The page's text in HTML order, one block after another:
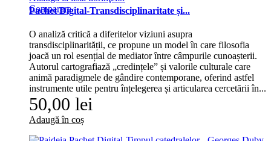
Comparare
Pachet Digital-Transdisciplinaritate și...
O analiză critică a diferitelor viziuni asupra
transdisciplinarității, ce propune un model în care filosofia
joacă un rol esențial de mediator între câmpurile cunoașterii.
Autorul cartografiază „credințele” și valorile culturale care
animă paradigmele de gândire contemporane, oferind astfel
instrumente utile pentru înțelegerea și articularea cercetării în...
50,00 lei
Adaugă în coș